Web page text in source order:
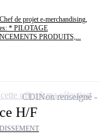
de projet e-merchandising,
* PILOTAGE
PRODUITS,...
H/F
CDINon renseigné
offre à ma sélection